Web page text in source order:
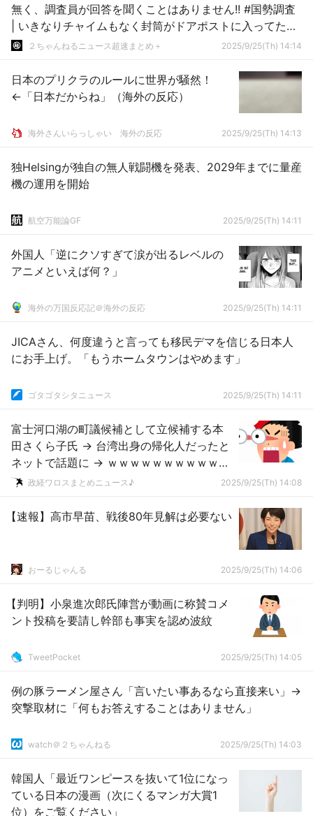
無く、調査員が回答を聞くことはありません!! #国勢調査
だが…２ちゃんねるニュース超速まとめ＋ 2025/9/25(Th) 14:14
日本のプリクラのルールに世界が騒然！
←「日本だからね」（海外の反応）
海外さんいらっしゃい 海外の反応 2025/9/25(Th) 14:13
独Helsingが独自の無人戦闘機を発表、2029年までに量産
機の運用を開始
航空万能論GF 2025/9/25(Th) 14:11
外国人「逆にクソすぎて涙が出るレベルの
アニメといえば何？」
海外の万国反応記＠海外の反応 2025/9/25(Th) 14:11
JICAさん、何度違うと言っても移民デマを信じる日本人
にお手上げ。「もうホームタウンはやめます」
ゴタゴタシタニュース 2025/9/25(Th) 14:11
富士河口湖の町議候補として立候補する本
田さくら子氏 → 台湾出身の帰化人だったと
ネットで話題に → ｗｗｗｗｗｗｗｗｗｗｗ
ｗｗｗｗｗｗｗ
政経ワロスまとめニュース♪ 2025/9/25(Th) 14:08
【速報】高市早苗、戦後80年見解は必要ない
おーるじゃんる 2025/9/25(Th) 14:06
【判明】小泉進次郎氏陣営が動画に称賛コメ
ント投稿を要請し幹部も事実を認め波紋
TweetPocket 2025/9/25(Th) 14:05
例の豚ラーメン屋さん「言いたい事あるなら直接来い」→
突撃取材に「何もお答えすることはありません」
watch＠２ちゃんねる 2025/9/25(Th) 14:03
韓国人「最近ワンピースを抜いて1位になっ
ている日本の漫画（次にくるマンガ大賞1
位）をご覧ください」